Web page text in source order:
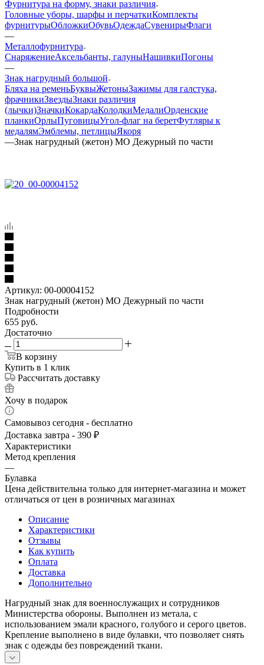
Фурнитура на форму, знаки различия
Головные уборы, шарфы и перчаткиКомплекты
фурнитурыОбложкиОбувьОдеждаСувенирыФлаги
—
Металлофурнитура
СнаряжениеАксельбанты, галуныНашивкиПогоны
—
Знак нагрудный большой
Бляха на ременьБуквыЖетоныЗажимы для галстука,
фрачникиЗвездыЗнаки различия
(лычки)ЗначкиКокардаКолодкиМедалиОрденские
планкиОрлыПуговицыУгол-флаг на беретФутляры к
медалямЭмблемы, петлицыЯкоря
—Знак нагрудный (жетон) МО Дежурный по части
Артикул: 00-00004152
Знак нагрудный (жетон) МО Дежурный по части
Подробности
655 руб.
Достаточно
В корзину
Купить в 1 клик
Рассчитать доставку
Хочу в подарок
Самовывоз сегодня - бесплатно
Доставка завтра - 390 ₽
Характеристики
Метод крепления
—
Булавка
Цена действительна только для интернет-магазина и может
отличаться от цен в розничных магазинах
Описание
Характеристики
Отзывы
Как купить
Оплата
Доставка
Дополнительно
Нагрудный знак для военнослужащих и сотрудников
Министерства обороны. Выполнен из метала, с
использованием эмали красного, голубого и серого цветов.
Крепление выполнено в виде булавки, что позволяет снять
знак с одежды без повреждений ткани.